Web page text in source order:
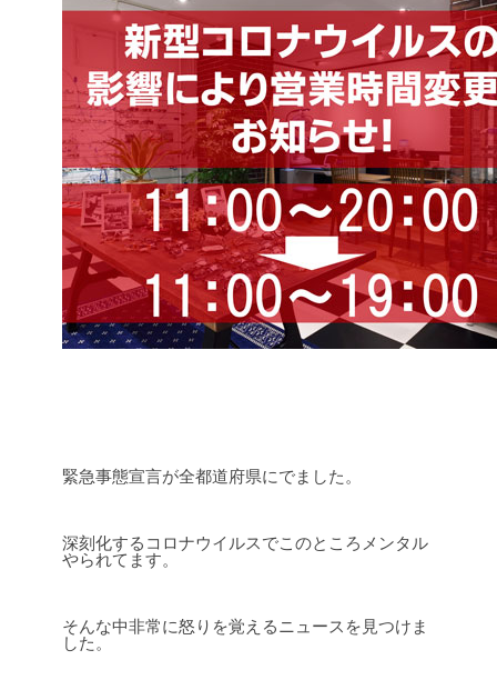
緊急事態宣言が全都道府県にでました。
深刻化するコロナウイルスでこのところメンタル
やられてます。
そんな中非常に怒りを覚えるニュースを見つけま
した。